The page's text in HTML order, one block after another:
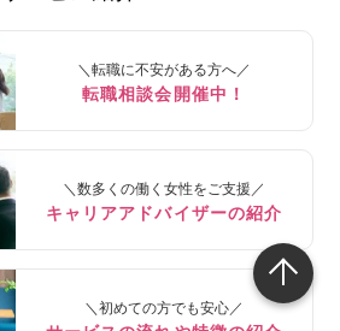
＼転職に不安がある方へ／
転職相談会開催中！
＼数多くの働く女性をご支援／
キャリアアドバイザーの紹介
＼初めての方でも安心／